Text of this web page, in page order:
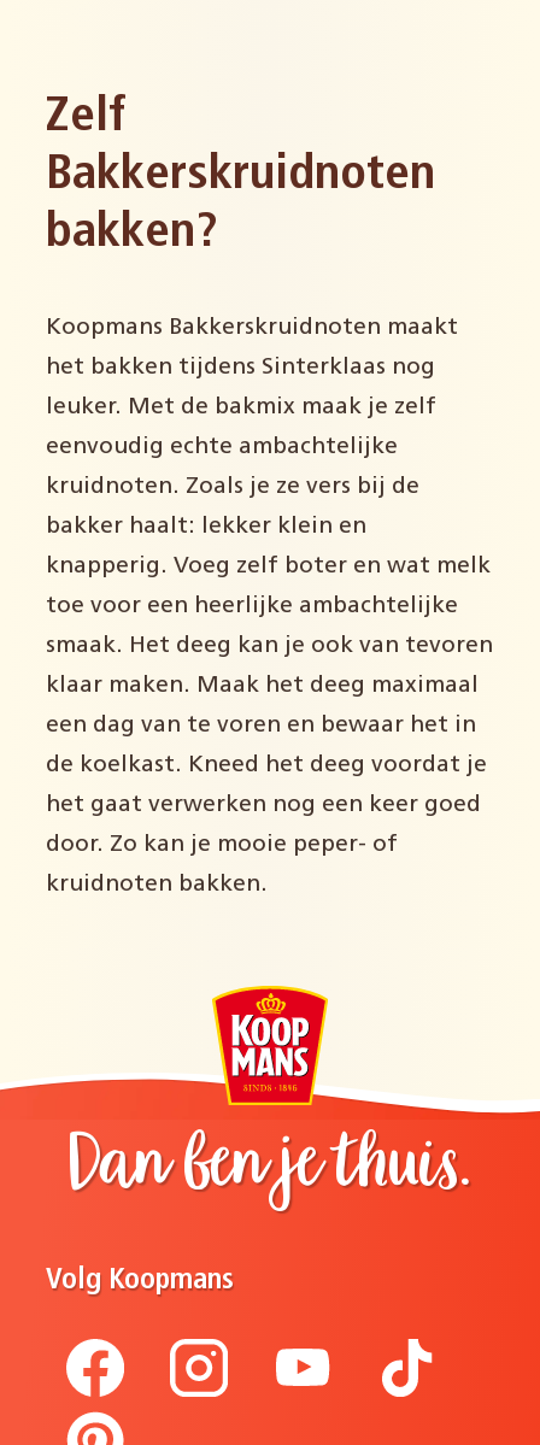
Zelf
Bakkerskruidnoten
bakken?
Koopmans Bakkerskruidnoten maakt
het bakken tijdens Sinterklaas nog
leuker. Met de bakmix maak je zelf
eenvoudig echte ambachtelijke
kruidnoten. Zoals je ze vers bij de
bakker haalt: lekker klein en
knapperig. Voeg zelf boter en wat melk
toe voor een heerlijke ambachtelijke
smaak. Het deeg kan je ook van tevoren
klaar maken. Maak het deeg maximaal
een dag van te voren en bewaar het in
de koelkast. Kneed het deeg voordat je
het gaat verwerken nog een keer goed
door. Zo kan je mooie peper- of
kruidnoten bakken.
Dan ben je thuis.
Volg Koopmans